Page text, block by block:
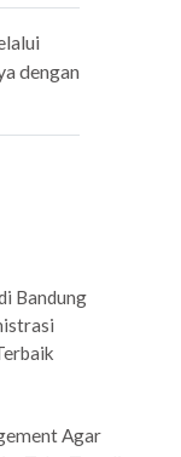
dengan
Bandung
Agar